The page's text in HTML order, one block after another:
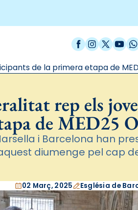
Facebook
Instagram
X /
de la primera etapa de
rep els
de MED25
i Barcelona han
diumenge pel cap
02 Març, 2025 Església de